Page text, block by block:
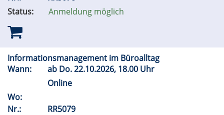
Status:
Anmeldung möglich
Informationsmanagement im Büroalltag
Wann:
ab Do.22.10.2026, 18.00 Uhr
Online
Wo:
Nr.:
RR5079